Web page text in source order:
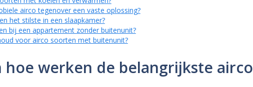
airco tegenover een vaste oplossing?
het stilste in een slaapkamer?
bij een appartement zonder buitenunit?
voor airco soorten met buitenunit?
hoe werken de belangrijkste airco